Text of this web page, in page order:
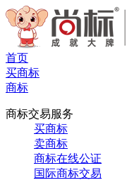
首页
买商标
商标
商标交易服务
买商标
卖商标
商标在线公证
国际商标交易